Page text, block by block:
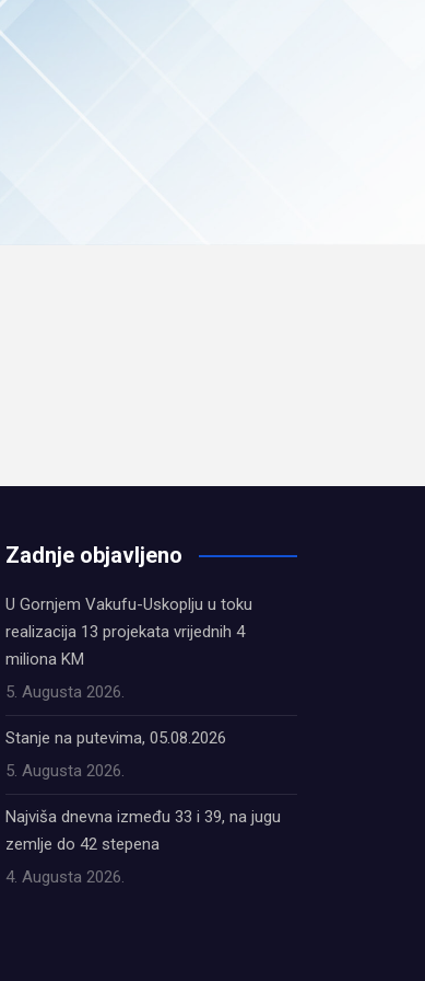
Zadnje objavljeno
U Gornjem Vakufu-Uskoplju u toku
realizacija 13 projekata vrijednih 4
miliona KM
5. Augusta 2026.
Stanje na putevima, 05.08.2026
5. Augusta 2026.
Najviša dnevna između 33 i 39, na jugu
zemlje do 42 stepena
4. Augusta 2026.